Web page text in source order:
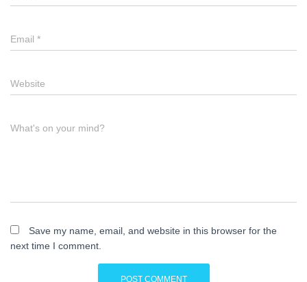
Email *
Website
What's on your mind?
Save my name, email, and website in this browser for the
next time I comment.